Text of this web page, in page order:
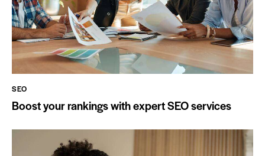
SEO
Boost your rankings with expert SEO services